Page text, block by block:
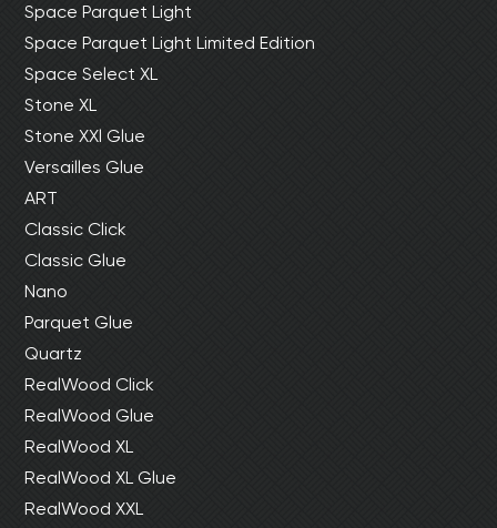
Space Parquet Light
Space Parquet Light Limited Edition
Space Select XL
Stone XL
Stone XXl Glue
Versailles Glue
ART
Classic Click
Classic Glue
Nano
Parquet Glue
Quartz
RealWood Click
RealWood Glue
RealWood XL
RealWood XL Glue
RealWood XXL